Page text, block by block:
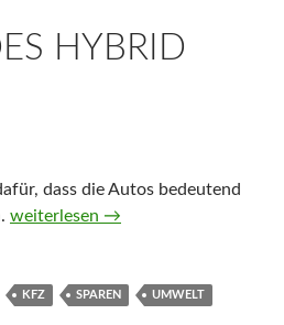
HYBRID
dass die Autos bedeutend
Vorteile des Hybrid Antrieb
weiterlesen →
KFZ SPAREN UMWELT